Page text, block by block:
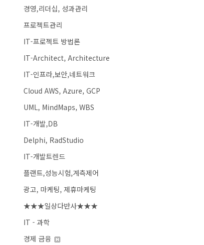
경영,리더십, 성과관리
프로젝트관리
IT-프로젝트 방법론
IT-Architect, Architecture
IT-인프라,보안,네트워크
Cloud AWS, Azure, GCP
UML, MindMaps, WBS
IT-개발,DB
Delphi, RadStudio
IT-개발트렌드
플랜트,성능시험,계측제어
광고, 마케팅, 제휴마케팅
★★★일상다반사★★★
IT - 과학
경제 금융